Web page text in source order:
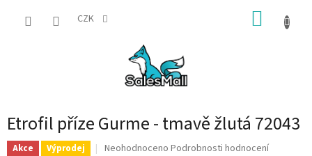
CZK
Etrofil příze Gurme - tmavě žlutá 72043
Akce Výprodej
Průměrné
Neohodnoceno Podrobnosti hodnocení